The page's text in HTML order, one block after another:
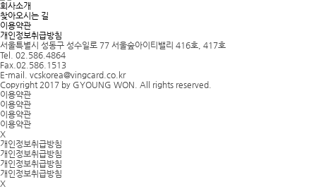
회사소개
찾아오시는 길
이용약관
개인정보취급방침
서울특별시 성동구 성수일로 77 서울숲아이티밸리 416호, 417호
Tel. 02.586.4864
Fax.02.586.1513
E-mail. vcskorea@vingcard.co.kr
Copyright 2017 by GYOUNG WON. All rights reserved.
이용약관
이용약관
이용약관
이용약관
X
개인정보취급방침
개인정보취급방침
개인정보취급방침
개인정보취급방침
X